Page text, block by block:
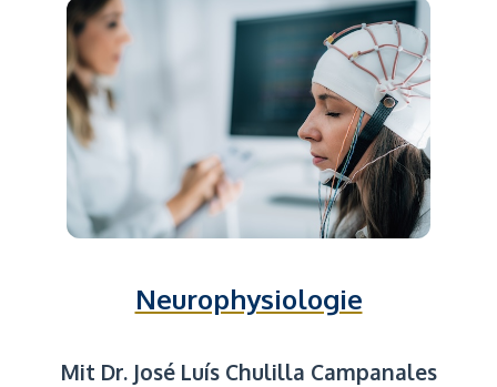
Neurophysiologie
Mit Dr. José Luís Chulilla Campanales